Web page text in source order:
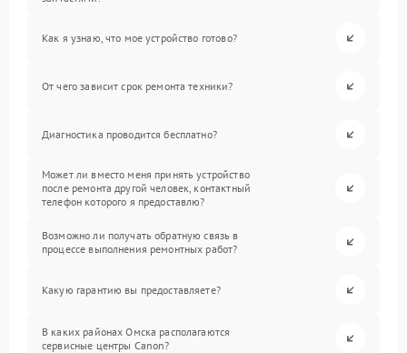
Как я узнаю, что мое устройство готово?
От чего зависит срок ремонта техники?
Диагностика проводится бесплатно?
Может ли вместо меня принять устройство
после ремонта другой человек, контактный
телефон которого я предоставлю?
Возможно ли получать обратную связь в
процессе выполнения ремонтных работ?
Какую гарантию вы предоставляете?
В каких районах Омска располагаются
сервисные центры Canon?